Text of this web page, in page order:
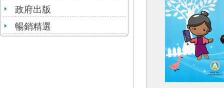
政府出版
暢銷精選